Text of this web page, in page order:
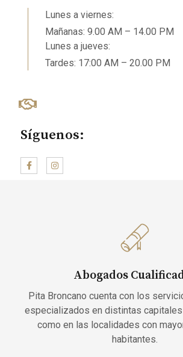
Lunes a viernes:
Mañanas: 9.00 AM – 14.00 PM
Lunes a jueves:
Tardes: 17:00 AM – 20.00 PM
Síguenos:
Abogados
Pita Broncano cuenta con los
especializados en distintas capitales
como en las localidades con
habitantes.